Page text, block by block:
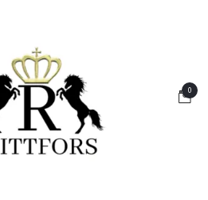
0